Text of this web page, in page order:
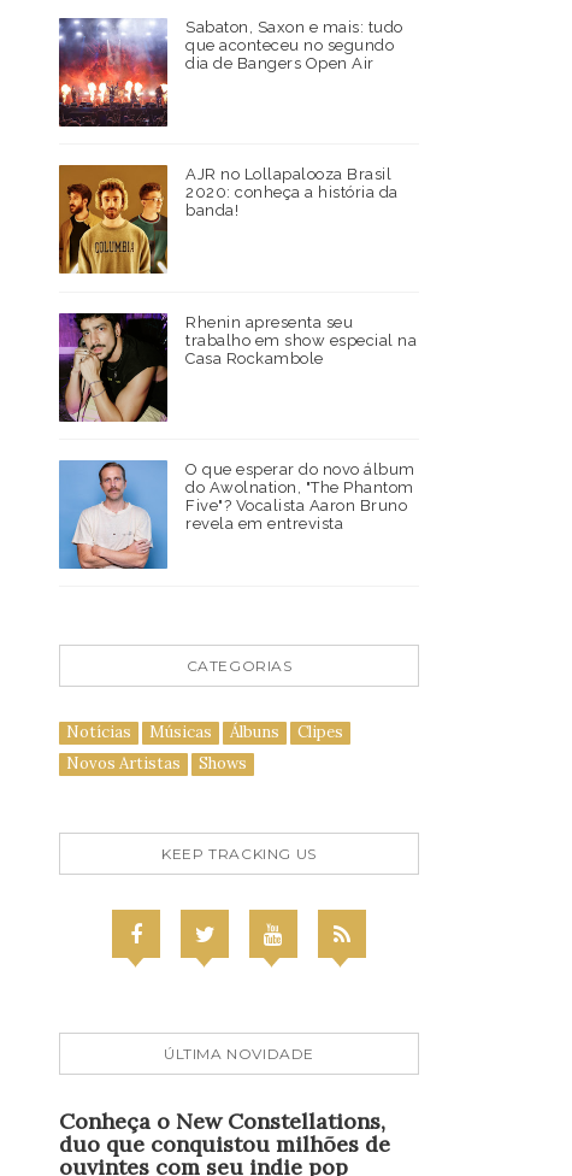
Sabaton, Saxon e mais: tudo
que aconteceu no segundo
dia de Bangers Open Air
AJR no Lollapalooza Brasil
2020: conheça a história da
banda!
Rhenin apresenta seu
trabalho em show especial na
Casa Rockambole
O que esperar do novo álbum
do Awolnation, "The Phantom
Five"? Vocalista Aaron Bruno
revela em entrevista
CATEGORIAS
Notícias Músicas Álbuns
Clipes
Novos Artistas
Shows
KEEP TRACKING US
ÚLTIMA NOVIDADE
Conheça o New Constellations,
duo que conquistou milhões de
ouvintes com seu indie pop